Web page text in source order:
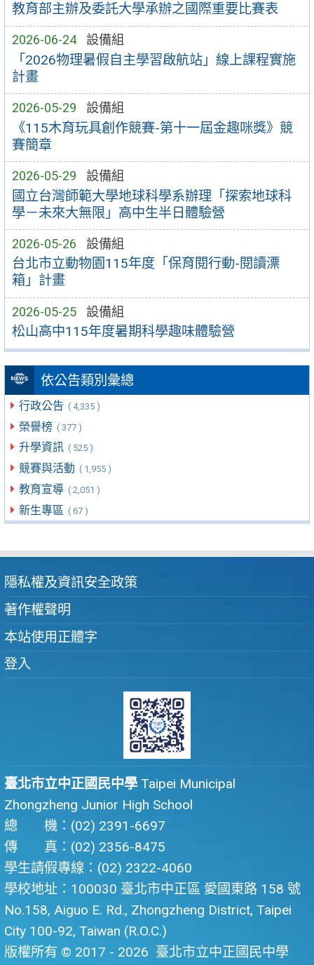
教育部主辦及委託大學承辦之國際重要比賽表
2026-06-24 設備組
「2026物理暑假自主學習啟航站」線上課程實施
計畫
2026-05-29 設備組
《115木育玩具創作競賽-第十一屆金趣咪獎》競
賽簡章
2026-05-29 設備組
國立台灣師範大學地球科學系辦理「探索地球科
學－未來大無限」高中生半日體驗營
2026-05-26 設備組
台北市立動物園115年度「保育閱行動-閱讀漂
箱」計畫
2026-05-25 設備組
松山高中115年度暑期科學趣味體驗營
依公告類別彙總
行政公告 ( 4,335 )
榮譽榜 ( 377 )
升學資訊 ( 525 )
競賽與活動 ( 1,955 )
教育宣導 ( 2,051 )
新生專區 ( 67 )
隱私權及資訊安全政策
著作權聲明
本站使用正體字
登入
臺北市立中正國民中學 Taipei Municipal
Zhongzheng Junior High School
總 機：(02) 2391-6697
傳 真：(02) 2356-8475
學生請假專線：(02) 2322-4060
學校地址：100030 臺北市中正區 愛國東路 158 號
No.158, Aiguo E. Rd., Zhongzheng District, Taipei
City 100-92, Taiwan (R.O.C.)
版權所有 © 2017 - 2026 臺北市立中正國民中學